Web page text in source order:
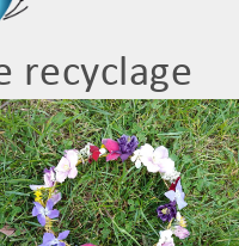
recyclage